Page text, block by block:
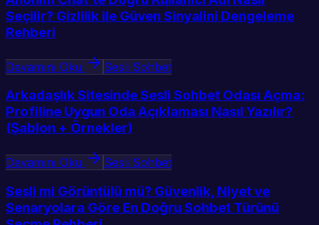
Seçilir? Gizlilik ile Güven Sinyalini Dengeleme
Rehberi
Devamını Oku Sesli Sohbet
Arkadaşlık Sitesinde Sesli Sohbet Odası Açma:
Profiline Uygun Oda Açıklaması Nasıl Yazılır?
(Şablon + Örnekler)
Devamını Oku Sesli Sohbet
Sesli mi Görüntülü mü? Güvenlik, Niyet ve
Senaryolara Göre En Doğru Sohbet Türünü